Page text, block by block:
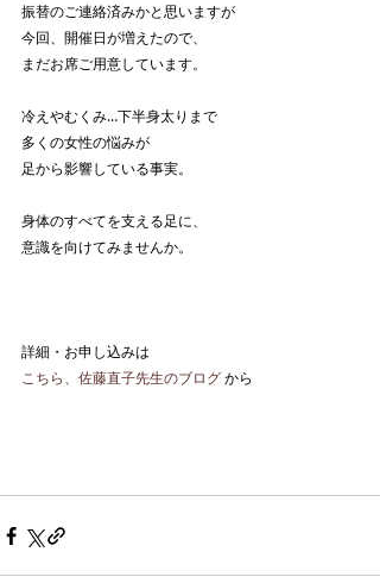
振替のご連絡済みかと思いますが
今回、開催日が増えたので、
まだお席ご用意しています。
冷えやむくみ…下半身太りまで
多くの女性の悩みが
足から影響している事実。
身体のすべてを支える足に、
意識を向けてみませんか。
詳細・お申し込みは
こちら、佐藤直子先生のブログ から